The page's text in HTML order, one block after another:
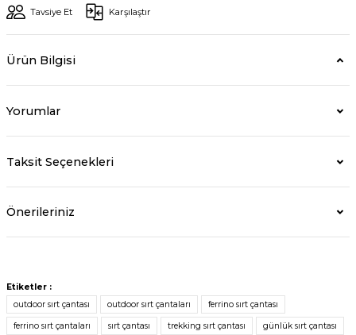
Tavsiye Et Karşılaştır
Ürün Bilgisi
Yorumlar
Taksit Seçenekleri
Önerileriniz
Etiketler :
outdoor sırt çantası
outdoor sırt çantaları ferrino sırt çantası
ferrino sırt çantaları sırt çantası trekking sırt çantası günlük sırt çantası